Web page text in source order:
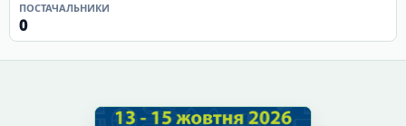
ПОСТАЧАЛЬНИКИ
0